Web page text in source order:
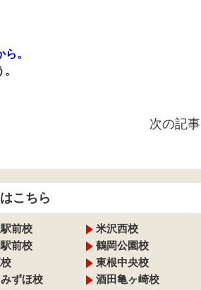
。
次の記事
はこちら
前校
米沢西校
前校
鶴岡公園校
東根中央校
ずほ校
酒田亀ヶ崎校